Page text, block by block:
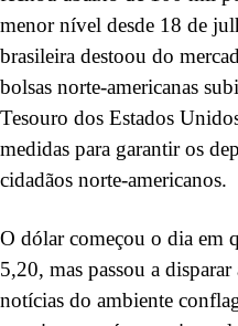
menor nível desde 18 de
brasileira destoou do
bolsas norte-americanas
Tesouro dos Estados
medidas para garantir os
cidadãos norte-americanos.
O dólar começou o dia em
5,20, mas passou a
notícias do ambiente